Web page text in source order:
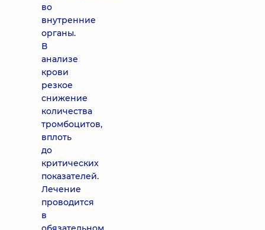
во
внутренние
органы.
В
анализе
крови
резкое
снижение
количества
тромбоцитов,
вплоть
до
критических
показателей.
Лечение
проводится
в